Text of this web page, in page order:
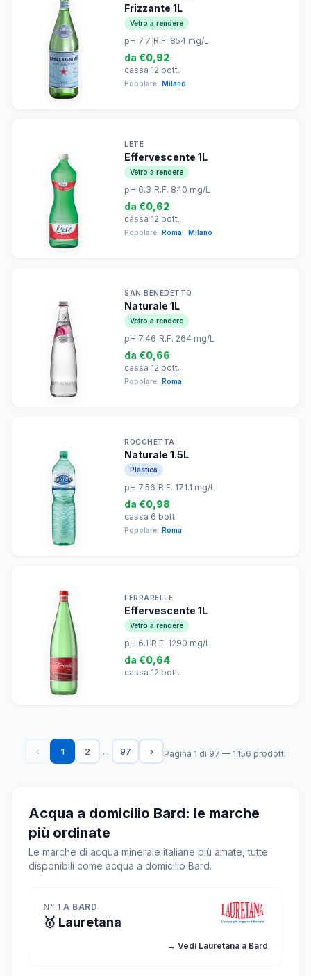
Frizzante 1L
Vetro a rendere
pH 7.7 R.F. 854 mg/L
da €0,92
cassa 12 bott.
Popolare: Milano
LETE
Effervescente 1L
Vetro a rendere
pH 6.3 R.F. 840 mg/L
da €0,62
cassa 12 bott.
Popolare: Roma Milano
SAN BENEDETTO
Naturale 1L
Vetro a rendere
pH 7.46 R.F. 264 mg/L
da €0,66
cassa 12 bott.
Popolare: Roma
ROCCHETTA
Naturale 1.5L
Plastica
pH 7.56 R.F. 171.1 mg/L
da €0,98
cassa 6 bott.
Popolare: Roma
FERRARELLE
Effervescente 1L
Vetro a rendere
pH 6.1 R.F. 1290 mg/L
da €0,64
cassa 12 bott.
‹ 1 2 ... 97 › Pagina 1 di 97 — 1.156 prodotti
Acqua a domicilio Bard: le marche
più ordinate
Le marche di acqua minerale italiane più amate, tutte
disponibili come acqua a domicilio Bard.
N° 1 A BARD
🥇 Lauretana
→ Vedi Lauretana a Bard